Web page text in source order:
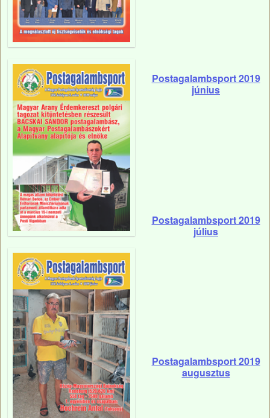
Postagalambsport 2019
június
Postagalambsport 2019
július
Postagalambsport 2019
augusztus